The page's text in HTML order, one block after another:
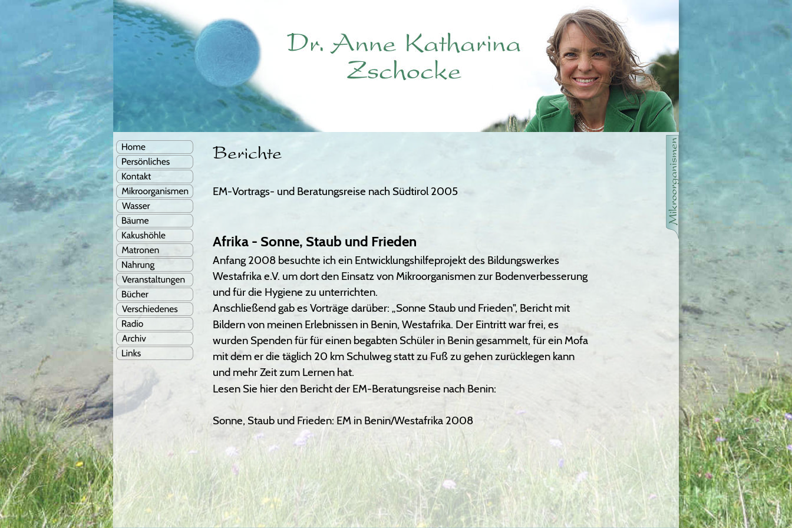
Berichte
EM-Vortrags- und Beratungsreise nach Südtirol 2005
Afrika - Sonne, Staub und Frieden
Anfang 2008 besuchte ich ein Entwicklungshilfeprojekt des Bildungswerkes
Westafrika e.V. um dort den Einsatz von Mikroorganismen zur Bodenverbesserung
und für die Hygiene zu unterrichten.
Anschließend gab es Vorträge darüber: „Sonne Staub und Frieden", Bericht mit
Bildern von meinen Erlebnissen in Benin, Westafrika. Der Eintritt war frei, es
wurden Spenden für für einen begabten Schüler in Benin gesammelt, für ein Mofa
mit dem er die täglich 20 km Schulweg statt zu Fuß zu gehen zurücklegen kann
und mehr Zeit zum Lernen hat.
Lesen Sie hier den Bericht der EM-Beratungsreise nach Benin:
Sonne, Staub und Frieden: EM in Benin/Westafrika 2008